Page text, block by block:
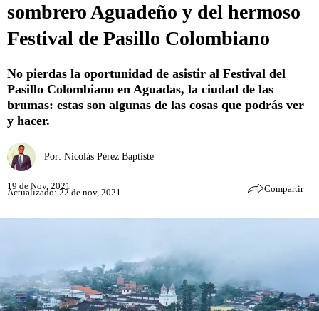
sombrero Aguadeño y del hermoso
Festival de Pasillo Colombiano
No pierdas la oportunidad de asistir al Festival del
Pasillo Colombiano en Aguadas, la ciudad de las
brumas: estas son algunas de las cosas que podrás ver
y hacer.
Por: Nicolás Pérez Baptiste
19 de Nov, 2021
Actualizado: 22 de nov, 2021 Compartir